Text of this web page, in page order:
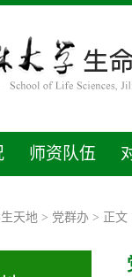
师资队伍
天地> 党群办> 正文